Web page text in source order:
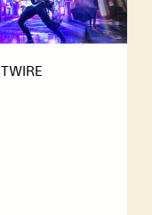
de oorspronkelijke prijs